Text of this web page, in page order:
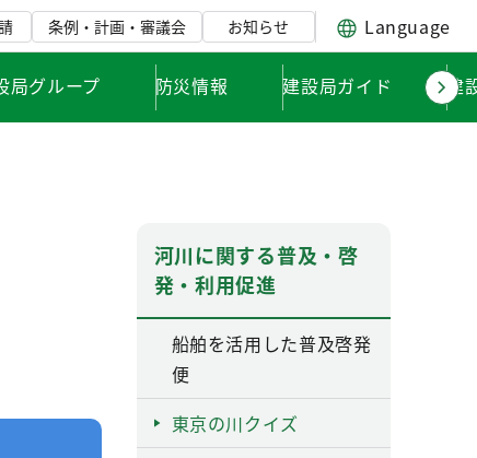
条例・計画・審議会 お知らせ Language
局グループ 防災情報 建設局ガイド 建
河川に関する普及・啓
発・利用促進
船舶を活用した普及啓発
便
東京の川クイズ